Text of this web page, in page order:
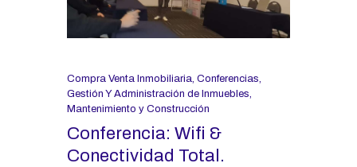
Compra Venta Inmobiliaria, Conferencias,
Gestión Y Administración de Inmuebles,
Mantenimiento y Construcción
Conferencia: Wifi &
Conectividad Total.